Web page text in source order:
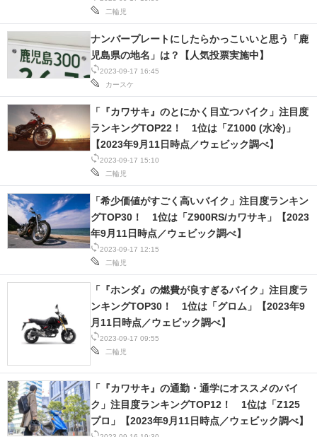
二輪児
2023-09-17 16:45
カースケ
ナンバープレートにしたらかっこいいと思う「鹿
児島県の地名」は？【人気投票実施中】
2023-09-17 15:10
二輪児
「『カワサキ』のとにかく目立つバイク」注目度
ランキングTOP22！ 1位は「Z1000 (水冷)」
【2023年9月11日時点／ウェビック調べ】
2023-09-17 12:15
二輪児
「希少価値がすごく高いバイク」注目度ランキン
グTOP30！ 1位は「Z900RS/カワサキ」【2023
年9月11日時点／ウェビック調べ】
2023-09-17 09:55
二輪児
「『ホンダ』の燃費が良すぎるバイク」注目度ラ
ンキングTOP30！ 1位は「グロム」【2023年9
月11日時点／ウェビック調べ】
「『カワサキ』の通勤・通学にオススメのバイ
ク」注目度ランキングTOP12！ 1位は「Z125
プロ」【2023年9月11日時点／ウェビック調べ】